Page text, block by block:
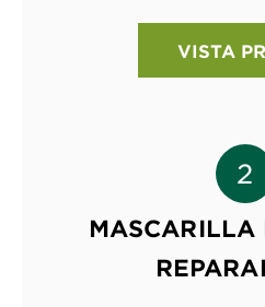
VISTA
MASCARILLA